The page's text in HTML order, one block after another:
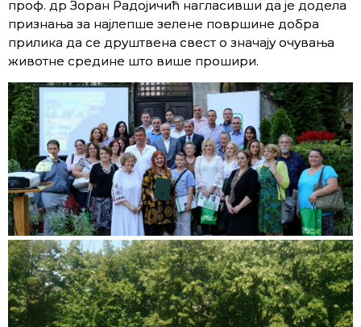
проф. др Зоран Радојичић нагласивши да је додела
признања за најлепше зелене површине добра
прилика да се друштвена свест о значају очувања
животне средине што више прошири.